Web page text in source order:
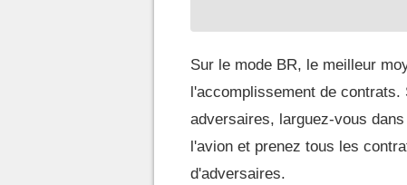
Sur le mode BR, le meilleur
l'accomplissement de
adversaires, larguez-vous
l'avion et prenez tous les
d'adversaires.